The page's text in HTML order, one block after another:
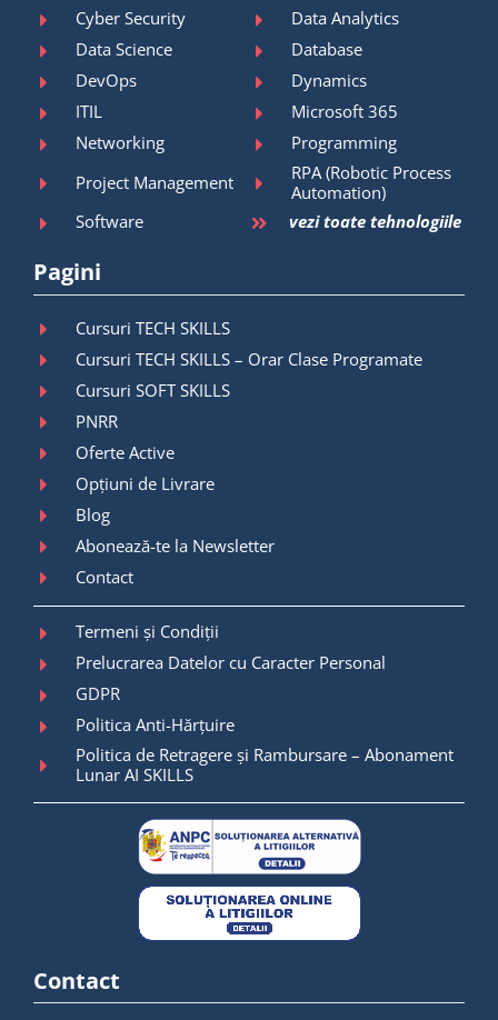
Cyber Security
Data Analytics
Data Science
Database
DevOps
Dynamics
ITIL
Microsoft 365
Networking
Programming
Project Management
RPA (Robotic Process
Automation)
Software
vezi toate tehnologiile
Pagini
Cursuri TECH SKILLS
Cursuri TECH SKILLS – Orar Clase Programate
Cursuri SOFT SKILLS
PNRR
Oferte Active
Opțiuni de Livrare
Blog
Abonează-te la Newsletter
Contact
Termeni și Condiții
Prelucrarea Datelor cu Caracter Personal
GDPR
Politica Anti-Hărțuire
Politica de Retragere și Rambursare – Abonament
Lunar AI SKILLS
Contact